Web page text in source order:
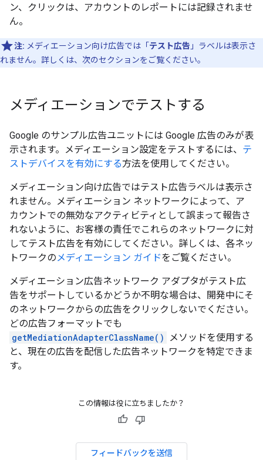
ン、クリックは、アカウントのレポートには記録されませ
ん。
注: メディエーション向け広告では「 テスト広告 」ラベルは表示さ
れません。詳しくは、次のセクションをご覧ください。
メディエーションでテストする
Google のサンプル広告ユニットには Google 広告のみが表
示されます。メディエーション設定をテストするには、 テ
ストデバイスを有効にする方法を使用してください。
メディエーション向け広告ではテスト広告ラベルは表示さ
れません。メディエーション ネットワークによって、ア
カウントでの無効なアクティビティとして誤まって報告さ
れないように、お客様の責任でこれらのネットワークに対
してテスト広告を有効にしてください。詳しくは、各ネッ
トワークのメディエーション ガイドをご覧ください。
メディエーション広告ネットワーク アダプタがテスト広
告をサポートしているかどうか不明な場合は、開発中にそ
のネットワークからの広告をクリックしないでください。
どの広告フォーマットでも
getMediationAdapterClassName()
メソッドを使用する
と、現在の広告を配信した広告ネットワークを特定できま
す。
この情報は役に立ちましたか？
フィードバックを送信